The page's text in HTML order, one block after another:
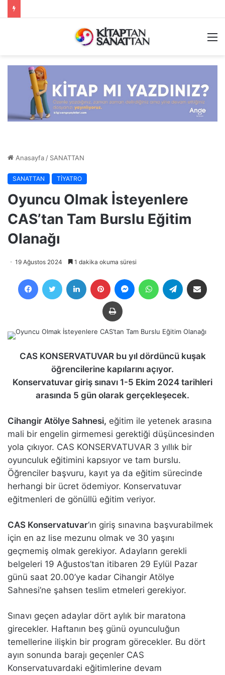
Anasayfa / SANATTAN
SANATTAN TİYATRO
Oyuncu Olmak İsteyenlere
CAS’tan Tam Burslu Eğitim
Olanağı
19 Ağustos 2024 1 dakika okuma süresi
FacebookTwitter LinkedIn Pinterest MessengerWhatsAppTelegram
Yazdır
CAS KONSERVATUVAR bu yıl dördüncü kuşak
öğrencilerine kapılarını açıyor.
Konservatuvar giriş sınavı 1-5 Ekim 2024 tarihleri
arasında 5 gün olarak gerçekleşecek.
Cihangir Atölye Sahnesi, eğitim ile yetenek arasına
mali bir engelin girmemesi gerektiği düşüncesinden
yola çıkıyor. CAS KONSERVATUVAR 3 yıllık bir
oyunculuk eğitimini kapsıyor ve tam burslu.
Öğrenciler başvuru, kayıt ya da eğitim sürecinde
herhangi bir ücret ödemiyor. Konservatuvar
eğitmenleri de gönüllü eğitim veriyor.
CAS Konservatuvar‘ın giriş sınavına başvurabilmek
için en az lise mezunu olmak ve 30 yaşını
geçmemiş olmak gerekiyor. Adayların gerekli
belgeleri 19 Ağustos’tan itibaren 29 Eylül Pazar
günü saat 20.00’ye kadar Cihangir Atölye
Sahnesi’ne şahsen teslim etmeleri gerekiyor.
Sınavı geçen adaylar dört aylık bir maratona
girecekler. Haftanın beş günü oyunculuğun
temellerine ilişkin bir program görecekler. Bu dört
ayın sonunda barajı geçenler CAS
Konservatuvardaki eğitimlerine devam